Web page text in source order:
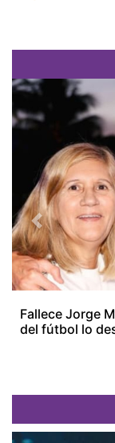
Fallece Jorge
del fútbol lo
Previous